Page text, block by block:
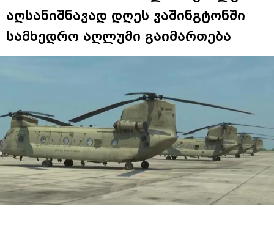
აღსანიშნავად დღეს ვაშინგტონში
სამხედრო აღლუმი გაიმართება